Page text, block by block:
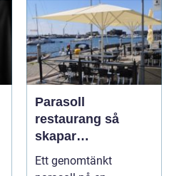
Parasoll
restaurang så
skapar
uteserveringen rätt
känsla året runt
Ett genomtänkt